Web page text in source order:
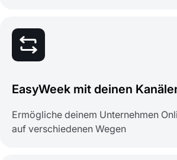
EasyWeek mit deinen
Ermögliche deinem Unternehmen
auf verschiedenen Wegen